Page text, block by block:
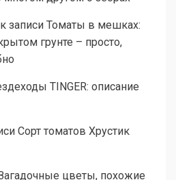
к записи Томаты в мешках:
грунте – просто,
TINGER: описание
Сорт томатов Хрустик
цветы, похожие